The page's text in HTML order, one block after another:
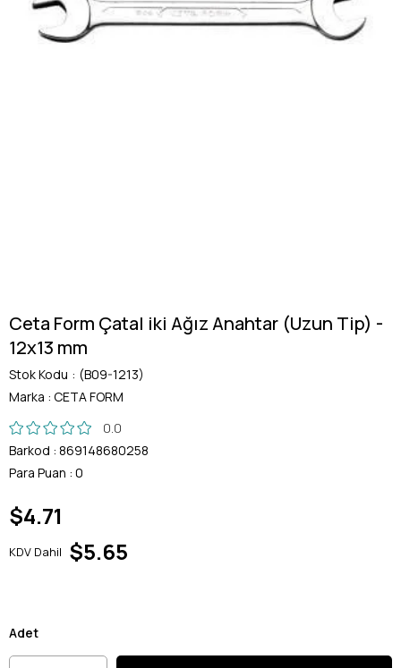
Ceta Form Çatal iki Ağız Anahtar (Uzun Tip) -
12x13 mm
Stok Kodu
(B09-1213)
Marka : CETA FORM
0.0
Barkod : 869148680258
Para Puan : 0
$4.71
KDV Dahil $5.65
Adet